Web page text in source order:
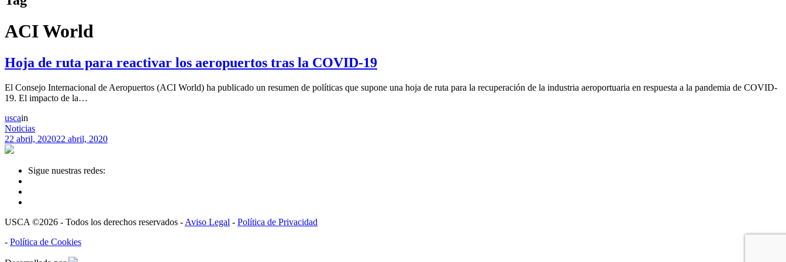
ACI World
Hoja de ruta para reactivar los aeropuertos tras la COVID-19
El Consejo Internacional de Aeropuertos (ACI World) ha publicado un resumen de políticas que supone una hoja de ruta para la recuperación de la industria aeroportuaria en respuesta a la pandemia de COVID-
19. El impacto de la…
uscain
Noticias
22 abril, 202022 abril, 2020
Sigue nuestras redes:
USCA ©2026 - Todos los derechos reservados - Aviso Legal - Política de Privacidad
- Política de Cookies